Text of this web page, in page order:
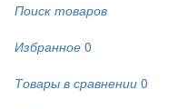
Поиск товаров
Избранное 0
Товары в сравнении 0